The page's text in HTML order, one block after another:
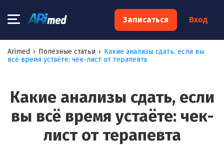
Записаться Вход
Arimed › Полезные статьи › Какие анализы сдать, если вы
всё время устаёте: чек-лист от терапевта
Какие анализы сдать, если
вы всё время устаёте: чек-
лист от терапевта
×
Запишитесь на консультацию к
специалисту
Ваш телефон:*